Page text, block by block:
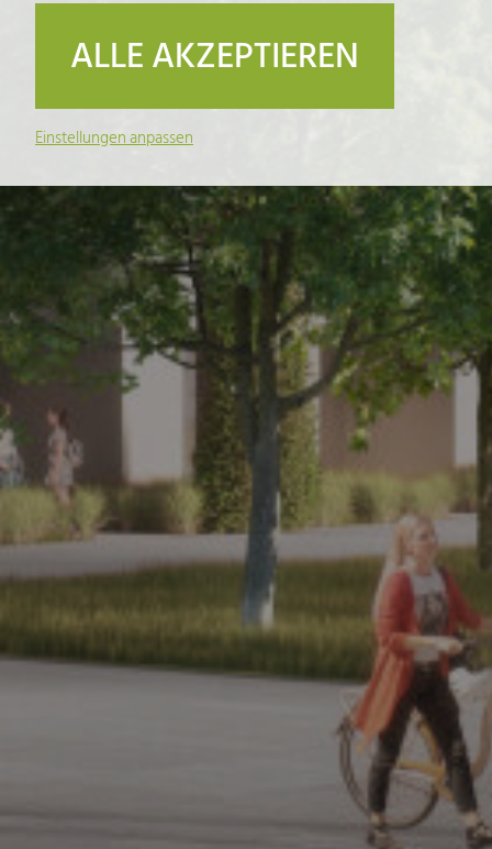
ALLE AKZEPTIEREN
Einstellungen anpassen